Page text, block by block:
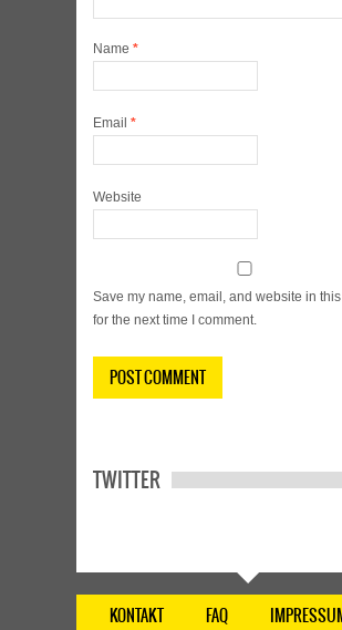
Name *
Email *
Website
Save my name, email, and website in
for the next time I comment.
TWITTER
KONTAKT FAQ